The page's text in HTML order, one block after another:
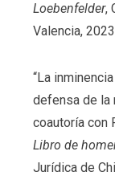
Loebenfelder,
Valencia,
“La
defensa de la
coautoría con
Libro de
Jurídica de